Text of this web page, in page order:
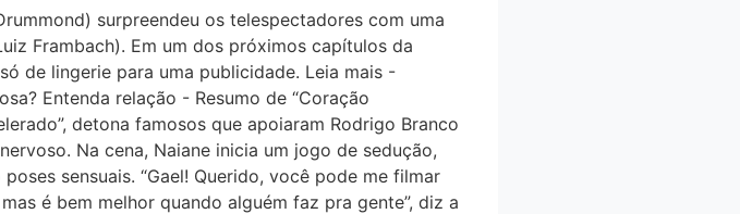
surpreendeu os telespectadores com uma
Frambach). Em um dos próximos capítulos da
de lingerie para uma publicidade. Leia mais -
Entenda relação - Resumo de “Coração
detona famosos que apoiaram Rodrigo Branco
Na cena, Naiane inicia um jogo de sedução,
sensuais. “Gael! Querido, você pode me filmar
é bem melhor quando alguém faz pra gente”, diz a